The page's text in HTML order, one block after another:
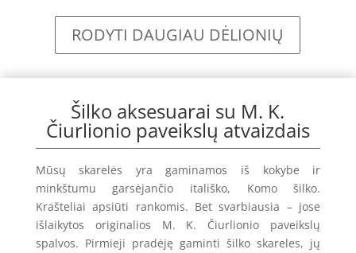
RODYTI DAUGIAU DĖLIONIŲ
Šilko aksesuarai su M. K.
Čiurlionio paveikslų atvaizdais
Mūsų skarelės yra gaminamos iš kokybe ir
minkštumu garsėjančio itališko, Komo šilko.
Krašteliai apsiūti rankomis. Bet svarbiausia – jose
išlaikytos originalios M. K. Čiurlionio paveikslų
spalvos. Pirmieji pradėję gaminti šilko skareles, jų